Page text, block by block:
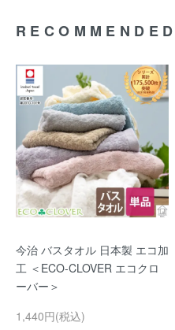
今治 バスタオル 日本製 エコ加
工 ＜ECO-CLOVER エコクロ
ーバー＞
1,440円(税込)